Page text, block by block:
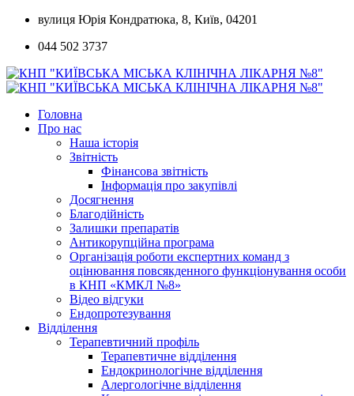
Skip
content
вулиця Юрія Кондратюка, 8, Київ, 04201
044 502 3737
Головна
Про нас
Наша історія
Звітність
Фінансова звітність
Інформація про закупівлі
Досягнення
Благодійність
Залишки препаратів
Антикорупційна програма
Організація роботи експертних команд з
оцінювання повсякденного функціонування особи
в КНП «КМКЛ №8»
Відео відгуки
Ендопротезування
Відділення
Терапевтичний профіль
Терапевтичне відділення
Ендокринологічне відділення
Алергологічне відділення